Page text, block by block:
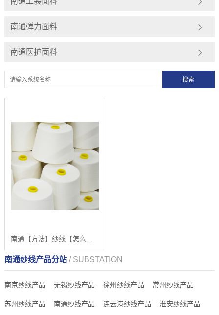
南通弹力面料
南通医护面料
南通纱线产品分站 / SUBSTATION
南京纱线产品 无锡纱线产品 徐州纱线产品 常州纱线产品
苏州纱线产品 南通纱线产品 连云港纱线产品 淮安纱线产品